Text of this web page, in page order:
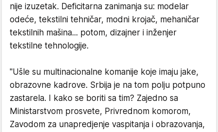
nije izuzetak. Deficitarna zanimanja su: modelar
odeće, tekstilni tehničar, modni krojač, mehaničar
tekstilnih mašina... potom, dizajner i inženjer
tekstilne tehnologije.
"Ušle su multinacionalne komanije koje imaju jake,
obrazovne kadrove. Srbija je na tom polju potpuno
zastarela. I kako se boriti sa tim? Zajedno sa
Ministarstvom prosvete, Privrednom komorom,
Zavodom za unapredjenje vaspitanja i obrazovanja,